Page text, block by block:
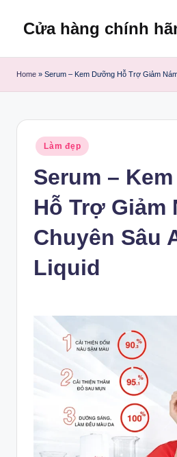
Cửa hàng chính
Home » Serum – Kem Dưỡng Hỗ Trợ Giảm
Posted
in
Làm đẹp
Serum –
Hỗ Trợ Giảm
Chuyên Sâu
Liquid